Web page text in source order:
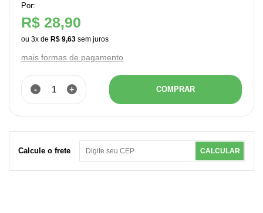
Por:
R$ 28,90
ou 3x de R$ 9,63
mais formas de pagamento
- + COMPRAR
Calcule o frete CALCULAR